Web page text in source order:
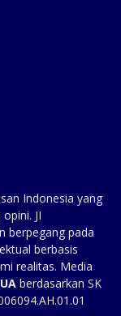
Indonesia yang
JI
berpegang pada
berbasis
realitas. Media
berdasarkan SK